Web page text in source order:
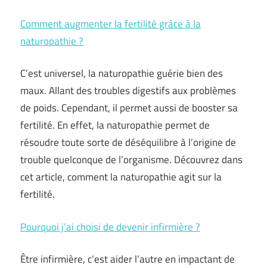
Comment augmenter la fertilité grâce à la
naturopathie ?
C’est universel, la naturopathie guérie bien des
maux. Allant des troubles digestifs aux problèmes
de poids. Cependant, il permet aussi de booster sa
fertilité. En effet, la naturopathie permet de
résoudre toute sorte de déséquilibre à l’origine de
trouble quelconque de l’organisme. Découvrez dans
cet article, comment la naturopathie agit sur la
fertilité.
Pourquoi j’ai choisi de devenir infirmière ?
Être infirmière, c’est aider l’autre en impactant de